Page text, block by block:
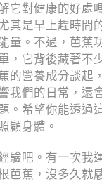
它對健康的好處
其是早上趕時間
量。不過，芭蕉
，它背後藏著不
的營養成分談起
我們的日常，還
。希望你能透過
顧身體。
驗吧。有一次我
芭蕉，沒多久就